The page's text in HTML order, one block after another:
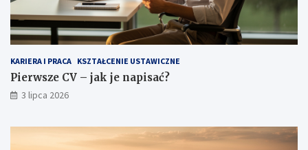
KARIERA I PRACA KSZTAŁCENIE USTAWICZNE
Pierwsze CV – jak je napisać?
3 lipca 2026